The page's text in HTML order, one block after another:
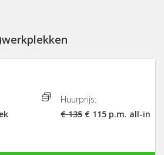
Huurprijs:
€ 135 € 115 p.m. all-in